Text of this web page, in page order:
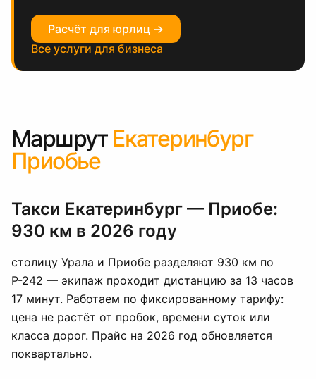
Расчёт для юрлиц →
Все услуги для бизнеса
Маршрут Екатеринбург
Приобье
Такси Екатеринбург — Приобе:
930 км в 2026 году
столицу Урала и Приобе разделяют 930 км по
Р-242 — экипаж проходит дистанцию за 13 часов
17 минут. Работаем по фиксированному тарифу:
цена не растёт от пробок, времени суток или
класса дорог. Прайс на 2026 год обновляется
поквартально.